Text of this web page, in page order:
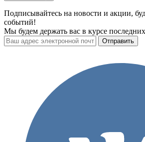
Подписывайтесь на новости и акции,
событий!
Мы будем держать вас в курсе